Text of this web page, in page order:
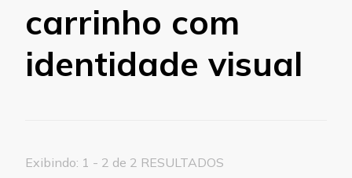
carrinho com
identidade visual
Exibindo: 1 - 2 de 2 RESULTADOS